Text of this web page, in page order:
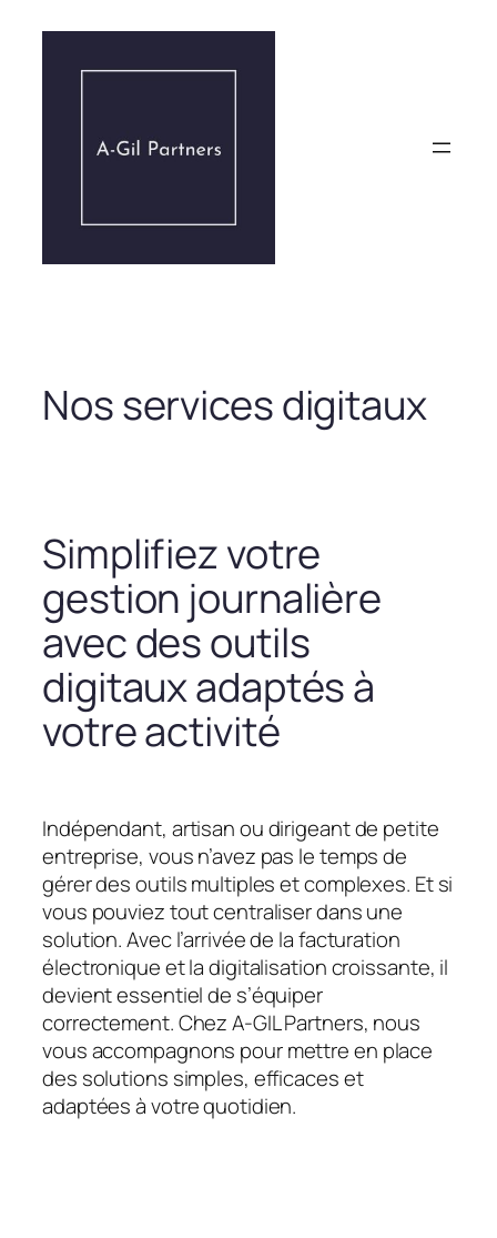
contenu
Nos services digitaux
Simplifiez votre
gestion journalière
avec des outils
digitaux adaptés à
votre activité
Indépendant, artisan ou dirigeant de petite
entreprise, vous n’avez pas le temps de
gérer des outils multiples et complexes. Et si
vous pouviez tout centraliser dans une
solution. Avec l’arrivée de la facturation
électronique et la digitalisation croissante, il
devient essentiel de s’équiper
correctement. Chez A-GIL Partners, nous
vous accompagnons pour mettre en place
des solutions simples, efficaces et
adaptées à votre quotidien.